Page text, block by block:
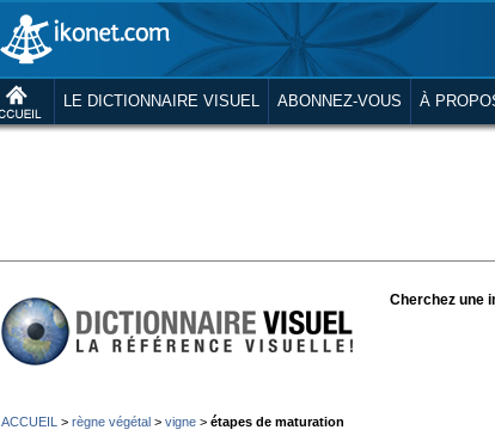
LE DICTIONNAIRE VISUEL ABONNEZ-VOUS À
Cherchez une
ACCUEIL > règne végétal > vigne > étapes de maturation